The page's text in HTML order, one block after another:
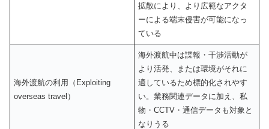
拡散により、より広範なアクタ
ーによる端末侵害が可能になっ
ている
海外渡航の利用（Exploiting
overseas travel）
海外渡航中は諜報・干渉活動が
より活発、または環境がそれに
適しているため標的化されやす
い。業務関連データに加え、私
物・CCTV・通信データも対象と
なりうる